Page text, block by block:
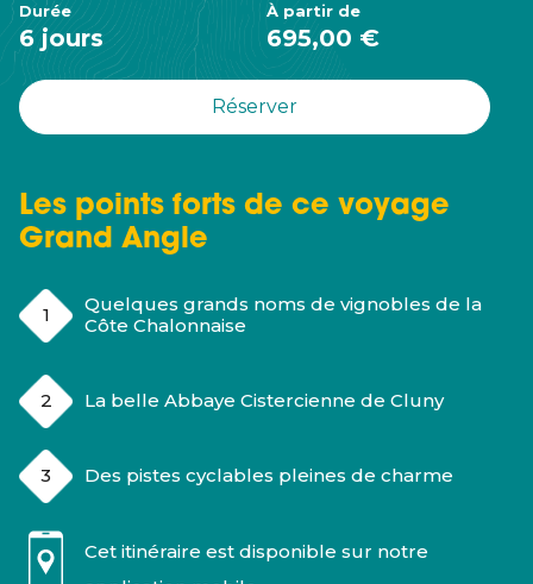
Les points forts de ce voyage
Grand Angle
Quelques grands noms de vignobles de la
Côte Chalonnaise
La belle Abbaye Cistercienne de Cluny
Des pistes cyclables pleines de charme
Cet itinéraire est disponible sur notre
Durée
6 jours
À partir de
695,00 €
Réserver